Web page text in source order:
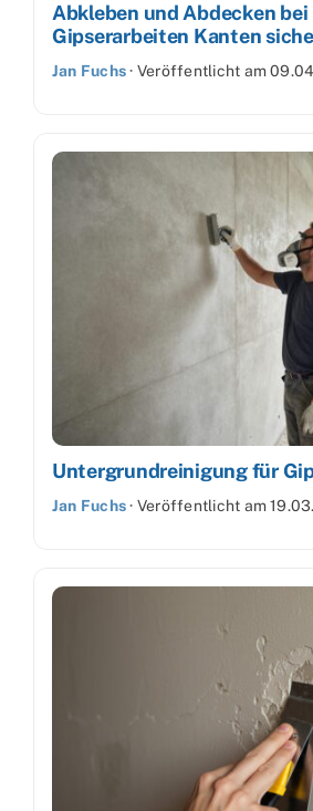
Abkleben und Abdecken bei
Gipserarbeiten Kanten
Jan Fuchs· Veröffentlicht am
Untergrundreinigung für
Jan Fuchs· Veröffentlicht am